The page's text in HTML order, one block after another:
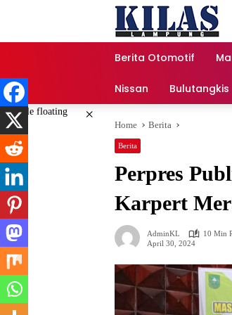
Berita Otomotif
Nissan Bulutangkis
×
Home Berita
Berita
Perpres
Karpert
AdminKL
10 Min
April 30, 2024